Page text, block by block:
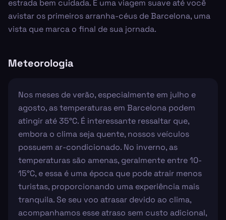
estrada bem cuidada. É uma viagem suave até você
avistar os primeiros arranha-céus de Barcelona, uma
vista que marca o final de sua jornada.
Meteorologia
Nos meses de verão, especialmente em julho e
agosto, as temperaturas em Barcelona podem
atingir até 35°C. É interessante ressaltar que,
embora o clima seja quente, nossos veículos
possuem ar-condicionado. No inverno, as
temperaturas são amenas, geralmente entre 10-
15°C, e essa é uma época que pode atrair menos
turistas, proporcionando uma experiência mais
tranquila. Se seu voo atrasar devido ao clima,
acompanhamos esse atraso sem custo adicional,